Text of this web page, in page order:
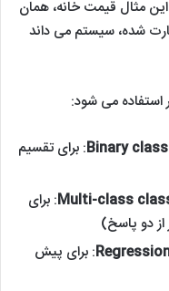
مثال قیمت خانه، همان
شده، سیستم می داند
استفاده می شود:
: برای تقسیم
: برای
دو پاسخ)
: برای پیش